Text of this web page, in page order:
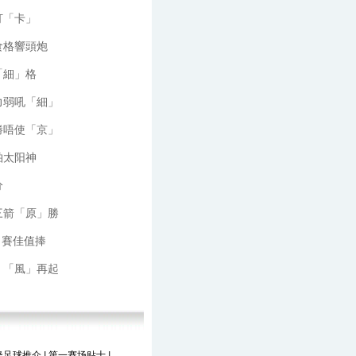
卡」
格響頭炮
」格
吼「細」
使「京」
阳神
「原」勝
佳值捧
風」再起